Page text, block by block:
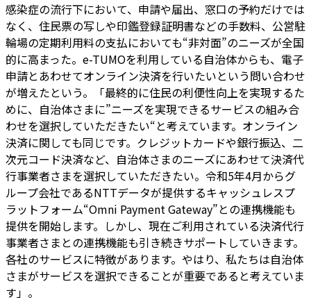
感染症の流行下において、申請や届出、窓口の予約だけでは
なく、住民票の写しや印鑑登録証明書などの手数料、公営駐
輪場の定期利用料の支払においても“非対面”のニーズが全国
的に高まった。e-TUMOを利用している自治体からも、電子
申請とあわせてオンライン決済を行いたいという問い合わせ
が増えたという。「最終的に住民の利便性向上を実現するた
めに、自治体さまに”ニーズを実現できるサービスの組み合
わせを選択していただきたい“と考えています。オンライン
決済に関しても同じです。クレジットカードや銀行振込、二
次元コード決済など、自治体さまのニーズにあわせて決済代
行事業者さまを選択していただきたい。令和5年4月からグ
ループ会社であるNTTデータが提供するキャッシュレスプ
ラットフォーム“Omni Payment Gateway”との連携機能も
提供を開始します。しかし、現在ご利用されている決済代行
事業者さまとの連携機能も引き続きサポートしていきます。
各社のサービスに特徴があります。やはり、私たちは自治体
さまがサービスを選択できることが重要であると考えていま
す」。